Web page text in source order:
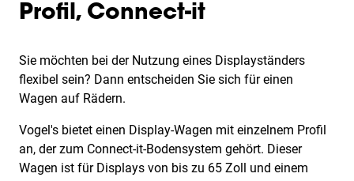
Profil, Connect-it
Sie möchten bei der Nutzung eines Displayständers
flexibel sein? Dann entscheiden Sie sich für einen
Wagen auf Rädern.
Vogel's bietet einen Display-Wagen mit einzelnem Profil
an, der zum Connect-it-Bodensystem gehört. Dieser
Wagen ist für Displays von bis zu 65 Zoll und einem